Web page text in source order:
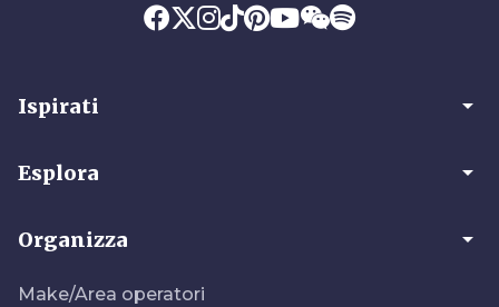
Ispirati arrow_drop_down
Esplora arrow_drop_down
Organizza arrow_drop_down
Make/Area operatori